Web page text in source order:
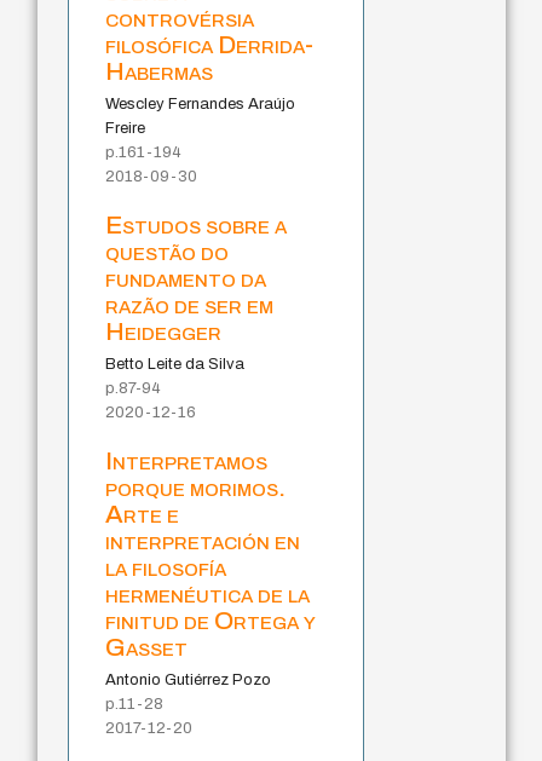
controvérsia
filosófica Derrida-
Habermas
Wescley Fernandes Araújo
Freire
p.161-194
2018-09-30
Estudos sobre a
questão do
fundamento da
razão de ser em
Heidegger
Betto Leite da Silva
p.87-94
2020-12-16
Interpretamos
porque morimos.
Arte e
interpretación en
la filosofía
hermenéutica de la
finitud de Ortega y
Gasset
Antonio Gutiérrez Pozo
p.11-28
2017-12-20